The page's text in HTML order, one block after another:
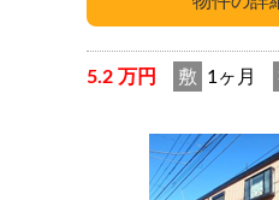
5.2 万円 敷 1ヶ月